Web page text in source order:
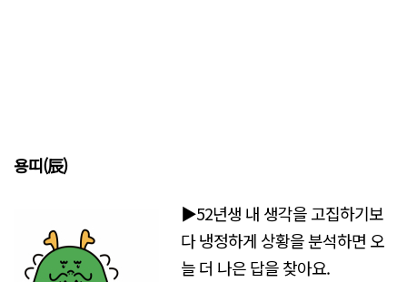
용띠(辰)
▶52년생 내 생각을 고집하기보
다 냉정하게 상황을 분석하면 오
늘 더 나은 답을 찾아요.